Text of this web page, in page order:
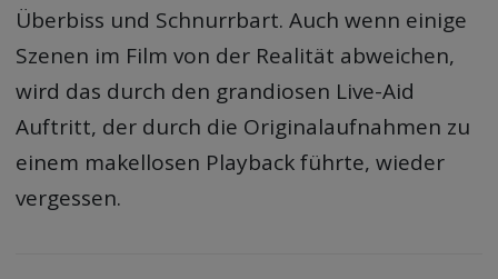
Überbiss und Schnurrbart. Auch wenn einige
Szenen im Film von der Realität abweichen,
wird das durch den grandiosen Live-Aid
Auftritt, der durch die Originalaufnahmen zu
einem makellosen Playback führte, wieder
vergessen.